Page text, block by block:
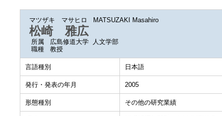
マツザキ マサヒロ MATSUZAKI Masahiro
松崎 雅広
所属
広島修道大学 人文学部
職種
教授
言語種別 日本語
発行・発表の年月 2005
形態種別 その他の研究業績